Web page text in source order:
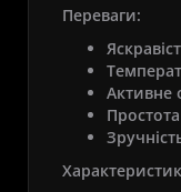
Переваги:
Активне